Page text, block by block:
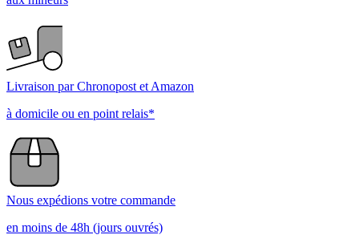
Livraison par Chronopost et Amazon
à domicile ou en point relais*
Nous expédions votre commande
en moins de 48h (jours ouvrés)